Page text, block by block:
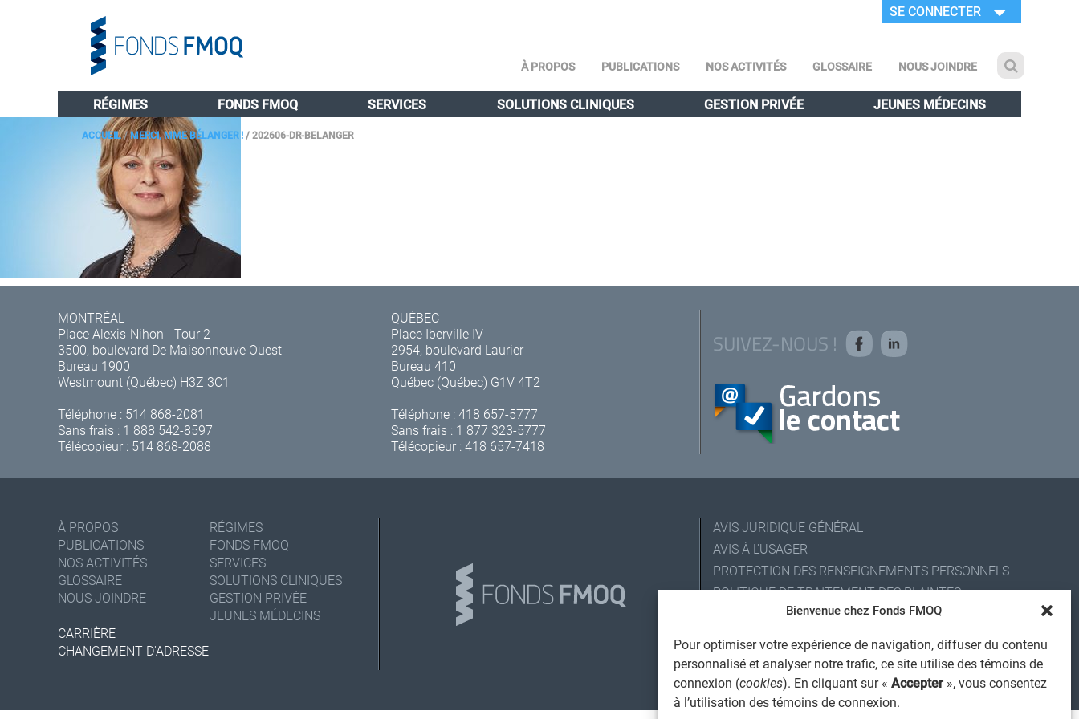
Bienvenue chez Fonds FMOQ
Pour optimiser votre expérience de navigation, diffuser du contenu
personnalisé et analyser notre trafic, ce site utilise des témoins de
connexion (cookies). En cliquant sur « Accepter », vous consentez
à l’utilisation des témoins de connexion.
SE CONNECTER
À PROPOS PUBLICATIONS NOS ACTIVITÉS GLOSSAIRE NOUS JOINDRE
RÉGIMES FONDS FMOQ SERVICES SOLUTIONS CLINIQUES GESTION PRIVÉE JEUNES MÉDECINS
ACCUEIL/MERCI, MME BÉLANGER !/202606-DR-BELANGER
MONTRÉAL
Place Alexis-Nihon - Tour 2
3500, boulevard De Maisonneuve Ouest
Bureau 1900
Westmount (Québec) H3Z 3C1
Téléphone : 514 868-2081
Sans frais : 1 888 542-8597
Télécopieur : 514 868-2088
QUÉBEC
Place Iberville IV
2954, boulevard Laurier
Bureau 410
Québec (Québec) G1V 4T2
Téléphone :418 657-5777
Sans frais : 1 877 323-5777
Télécopieur : 418 657-7418
SUIVEZ-NOUS !
À PROPOS
PUBLICATIONS
NOS ACTIVITÉS
GLOSSAIRE
NOUS JOINDRE
RÉGIMES
FONDS FMOQ
SERVICES
SOLUTIONS CLINIQUES
GESTION PRIVÉE
JEUNES MÉDECINS
CARRIÈRE
CHANGEMENT D'ADRESSE
AVIS JURIDIQUE GÉNÉRAL
AVIS À L'USAGER
PROTECTION DES RENSEIGNEMENTS PERSONNELS
POLITIQUE DE TRAITEMENT DES PLAINTES
REGISTRE DES CONFLITS D'INTÉRÊTS
ALERTE INTERNET
© 2026 Société de services financiers Fonds FMOQ inc.
Tous droits réservés.